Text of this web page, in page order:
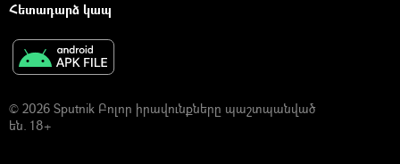
Հետադարձ կապ
© 2026 Sputnik Բոլոր իրավունքները պաշտպանված
են. 18+